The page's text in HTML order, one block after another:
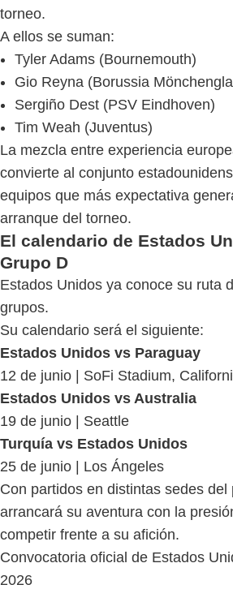
torneo.
A ellos se suman:
Tyler Adams (Bournemouth)
Gio Reyna (Borussia
Sergiño Dest (PSV Eindhoven)
Tim Weah (Juventus)
La mezcla entre experiencia
convierte al conjunto
equipos que más expectativa
arranque del torneo.
El calendario de Estados
Grupo D
Estados Unidos ya conoce su ruta
grupos.
Su calendario será el siguiente:
Estados Unidos vs Paraguay
12 de junio | SoFi Stadium,
Estados Unidos vs Australia
19 de junio | Seattle
Turquía vs Estados Unidos
25 de junio | Los Ángeles
Con partidos en distintas sedes
arrancará su aventura con la
competir frente a su afición.
Convocatoria oficial de Estados
2026